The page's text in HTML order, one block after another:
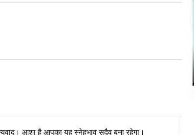
आशा है आपका यह स्नेहभाव सदैव बना रहेगा।